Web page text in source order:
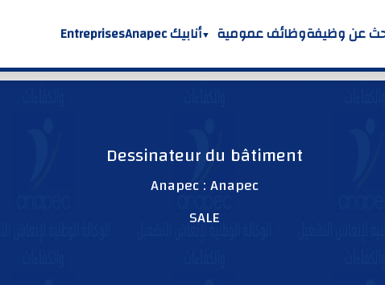
عن وظيفةوظائف عمومية أنابيك Anapec Entreprises
Dessinateur du bâtiment
Anapec : Anapec
SALE